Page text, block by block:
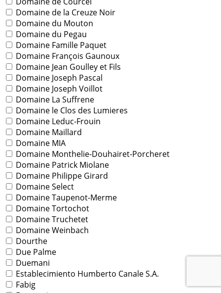
Domaine de la Creuze Noir
Domaine du Mouton
Domaine du Pegau
Domaine Famille Paquet
Domaine François Gaunoux
Domaine Jean Goulley et Fils
Domaine Joseph Pascal
Domaine Joseph Voillot
Domaine La Suffrene
Domaine le Clos des Lumieres
Domaine Leduc-Frouin
Domaine Maillard
Domaine MIA
Domaine Monthelie-Douhairet-Porcheret
Domaine Patrick Miolane
Domaine Philippe Girard
Domaine Select
Domaine Taupenot-Merme
Domaine Tortochot
Domaine Truchetet
Domaine Weinbach
Dourthe
Due Palme
Duemani
Establecimiento Humberto Canale S.A.
Fabig